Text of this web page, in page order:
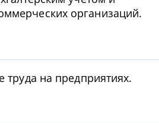
организаций.
труда на предприятиях.